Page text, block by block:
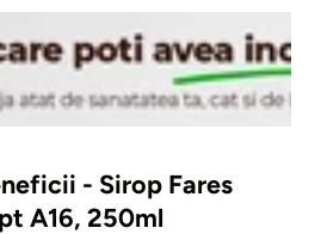
- Sirop Fares
A16, 250ml